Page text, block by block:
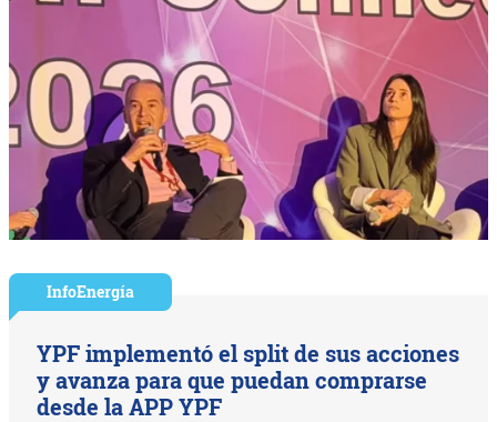
InfoEnergía
YPF implementó el split de sus acciones
y avanza para que puedan comprarse
desde la APP YPF